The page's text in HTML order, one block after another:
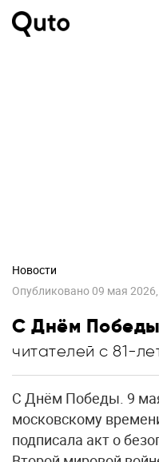
Новости
Опубликовано 09 мая
С Днём
читателей с 81-
С Днём Победы. 9
московскому
подписала акт о